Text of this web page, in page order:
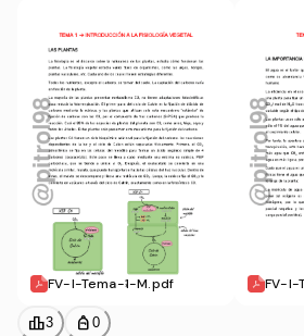
FV-I-Tema-1-M.pdf FV-I-
leaderboard3 personal_bag 0